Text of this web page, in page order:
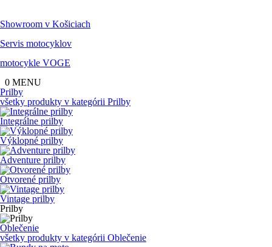
Showroom v Košiciach
Servis motocyklov
motocykle VOGE
0 MENU
Prilby
všetky produkty v kategórii Prilby
Integrálne prilby
Výklopné prilby
Adventure prilby
Otvorené prilby
Vintage prilby
Prilby
Oblečenie
všetky produkty v kategórii Oblečenie